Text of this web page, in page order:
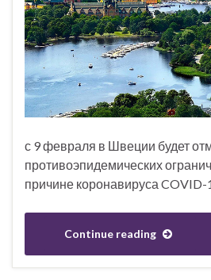
с 9 февраля в Швеции будет
противоэпидемических
причине коронавируса COVID-
Continue reading